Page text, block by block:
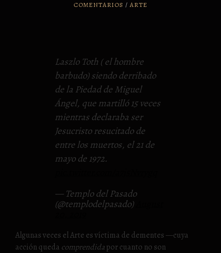
COMENTARIOS / ARTE
Laszlo Toth ( el hombre
barbudo) siendo derribado
de la Piedad de Miguel
Ángel, que martilló 15 veces
mientras declaraba ser
Jesucristo resucitado de
entre los muertos, el 21 de
mayo de 1972.
— Templo del Pasado
(@templodelpasado)
Algunas veces el Arte es víctima de dementes —cuya
acción queda comprendidapor cuanto no son